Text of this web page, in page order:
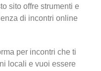
sito offre strumenti e
di incontri online
per incontri che ti
locali e vuoi essere